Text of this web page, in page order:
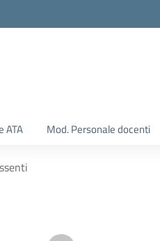
ATA Mod. Personale docenti